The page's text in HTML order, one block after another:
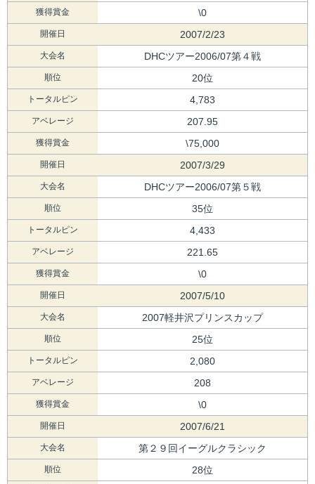
獲得賞金 \0
開催日 2007/2/23
大会名 DHCツアー2006/07第４戦
順位 20位
トータルピン 4,783
アベレージ 207.95
獲得賞金 \75,000
開催日 2007/3/29
大会名 DHCツアー2006/07第５戦
順位 35位
トータルピン 4,433
アベレージ 221.65
獲得賞金 \0
開催日 2007/5/10
大会名 2007軽井沢プリンスカップ
順位 25位
トータルピン 2,080
アベレージ 208
獲得賞金 \0
開催日 2007/6/21
大会名 第２９回イーグルクラシック
順位 28位